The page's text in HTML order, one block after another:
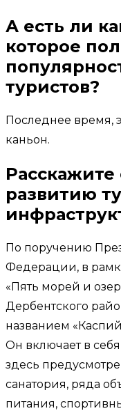
А есть ли
которое
туристов?
Последнее время,
каньон.
Расскажите
развитию
По поручению
Федерации, в
«Пять морей и
Дербентского
названием
Он включает в
здесь
санатория, ряда
питания,